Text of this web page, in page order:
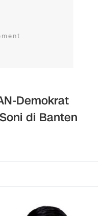
Demokrat
di Banten